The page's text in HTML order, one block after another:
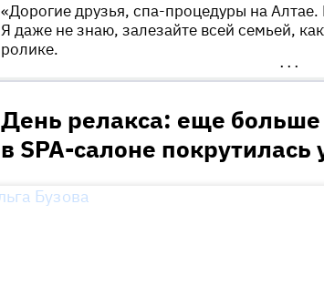
«Дорогие друзья, спа-процедуры на
Я даже не знаю, залезайте всей семьей,
ролике.
•••
День релакса: еще
в SPA-салоне